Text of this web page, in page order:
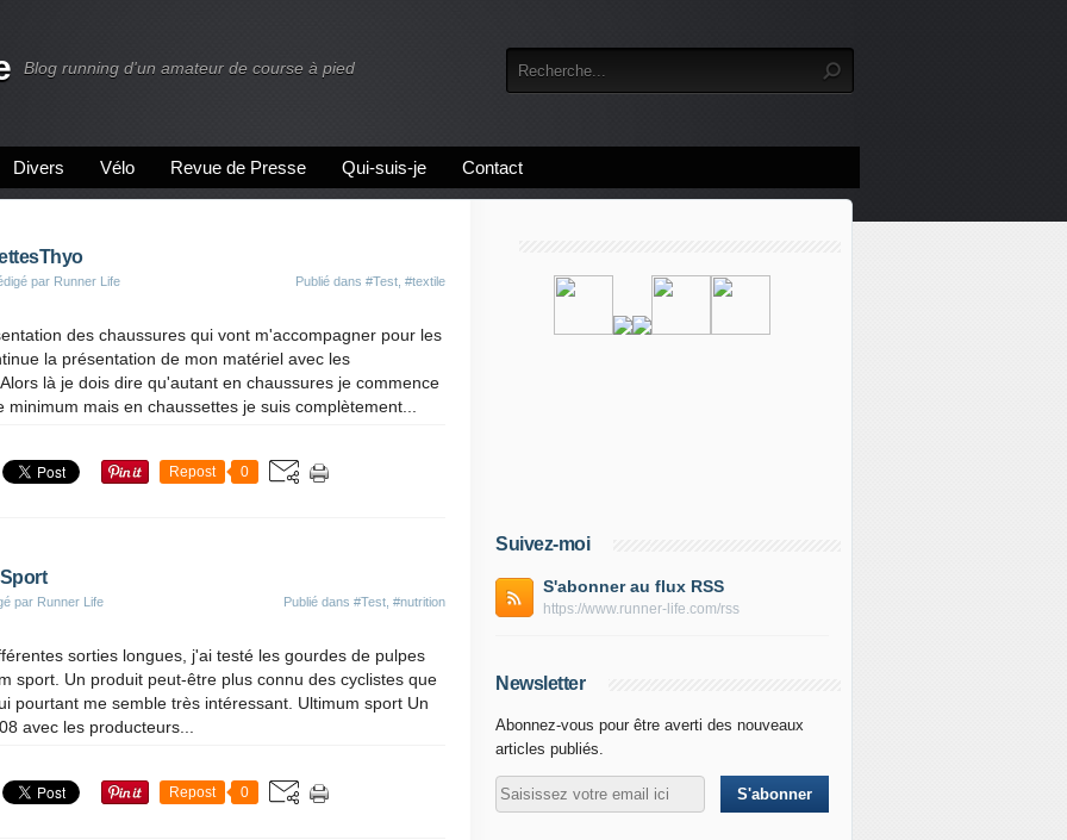
Blog running d'un amateur de course à pied
Divers Vélo Revue de Presse Qui-suis-je Contact
par Runner Life Publié dans #Test #textile
des chaussures qui vont m'accompagner pour les
la présentation de mon matériel avec les
là je dois dire qu'autant en chaussures je commence
minimum mais en chaussettes je suis complètement...
Repost 0
par Runner Life Publié dans #Test #nutrition
sorties longues, j'ai testé les gourdes de pulpes
sport. Un produit peut-être plus connu des cyclistes que
pourtant me semble très intéressant. Ultimum sport Un
avec les producteurs...
Repost 0
Suivez-moi
S'abonner au flux RSS
https://www.runner-life.com/rss
Newsletter
Abonnez-vous pour être averti des nouveaux
articles publiés.